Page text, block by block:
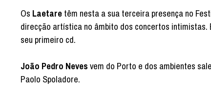
Os Laetare têm nesta a sua terceira presença no
direcção artística no âmbito dos concertos
seu primeiro cd.
João Pedro Neves vem do Porto e dos ambientes
Paolo Spoladore.